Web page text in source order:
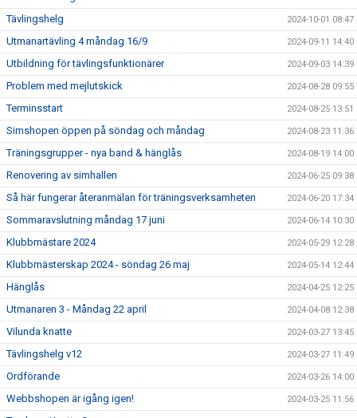
Tävlingshelg 2024-10-01 08:47
Utmanartävling 4 måndag 16/9 2024-09-11 14:40
Utbildning för tävlingsfunktionärer 2024-09-03 14:39
Problem med mejlutskick 2024-08-28 09:55
Terminsstart 2024-08-25 13:51
Simshopen öppen på söndag och måndag 2024-08-23 11:36
Träningsgrupper - nya band & hänglås 2024-08-19 14:00
Renovering av simhallen 2024-06-25 09:38
Så här fungerar återanmälan för träningsverksamheten 2024-06-20 17:34
Sommaravslutning måndag 17 juni 2024-06-14 10:30
Klubbmästare 2024 2024-05-29 12:28
Klubbmästerskap 2024 - söndag 26 maj 2024-05-14 12:44
Hänglås 2024-04-25 12:25
Utmanaren 3 - Måndag 22 april 2024-04-08 12:38
Vilunda knatte 2024-03-27 13:45
Tävlingshelg v12 2024-03-27 11:49
Ordförande 2024-03-26 14:00
Webbshopen är igång igen! 2024-03-25 11:56